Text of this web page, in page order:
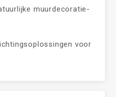
muurdecoratie-
voor